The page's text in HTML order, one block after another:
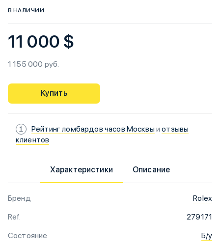
В НАЛИЧИИ
11 000 $
1 155 000 руб.
Купить
Рейтинг ломбардов часов Москвыиотзывы
клиентов
Характеристики Описание
Бренд
Rolex
Ref.
279171
Состояние
Б/у